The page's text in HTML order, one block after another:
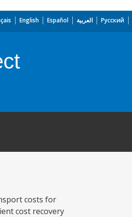
English Español العربية Русский
costs for
cost recovery